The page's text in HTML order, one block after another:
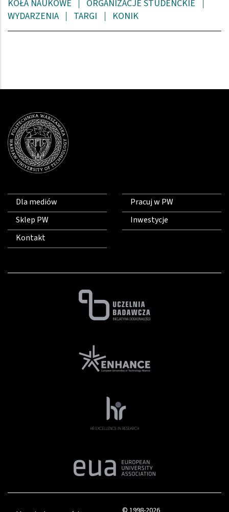
KOŁA NAUKOWE
ORGANIZACJE STUDENCKIE
WYDARZENIA
TARGI KONIK
Dla mediów
Sklep PW
Kontakt
Pracuj w PW
Inwestycje